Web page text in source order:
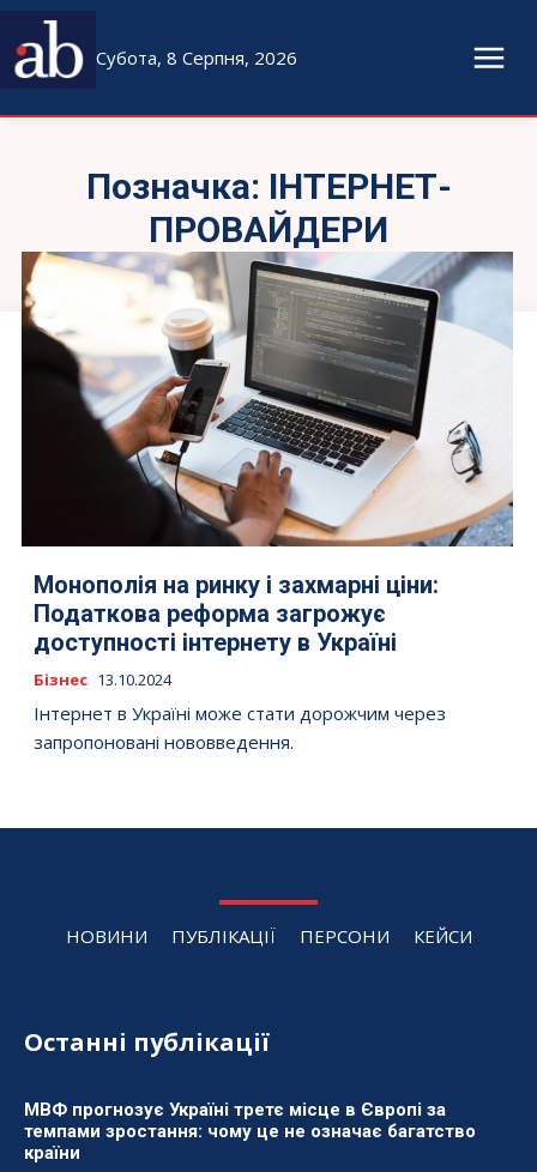
Субота, 8 Серпня, 2026
Позначка: ІНТЕРНЕТ-
ПРОВАЙДЕРИ
Монополія на ринку і захмарні ціни:
Податкова реформа загрожує
доступності інтернету в Україні
Бізнес 13.10.2024
Інтернет в Україні може стати дорожчим через
запропоновані нововведення.
НОВИНИ ПУБЛІКАЦІЇ ПЕРСОНИ КЕЙСИ
Останні публікації
МВФ прогнозує Україні третє місце в Європі за
темпами зростання: чому це не означає багатство
країни